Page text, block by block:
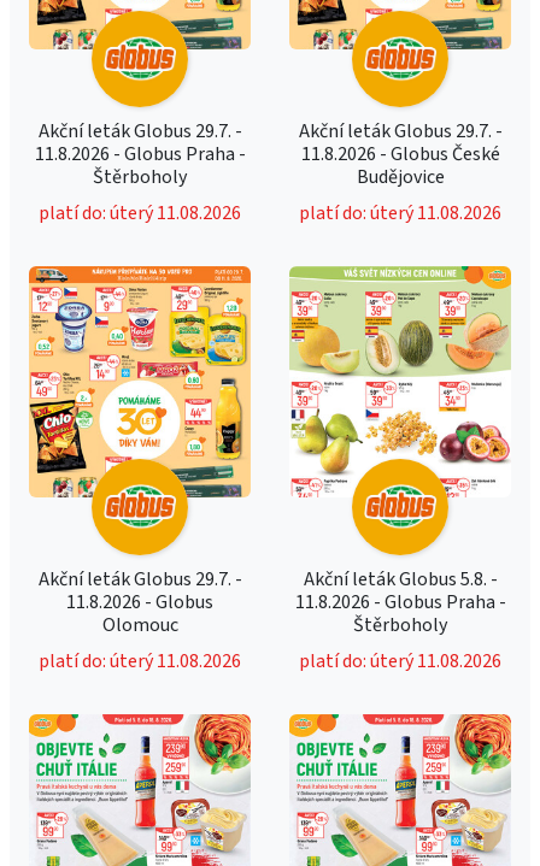
Akční leták Globus 29.7. -
11.8.2026 - Globus Praha -
Štěrboholy
platí do: úterý 11.08.2026
Akční leták Globus 29.7. -
11.8.2026 - Globus České
Budějovice
platí do: úterý 11.08.2026
Akční leták Globus 29.7. -
11.8.2026 - Globus
Olomouc
platí do: úterý 11.08.2026
Akční leták Globus 5.8. -
11.8.2026 - Globus Praha -
Štěrboholy
platí do: úterý 11.08.2026